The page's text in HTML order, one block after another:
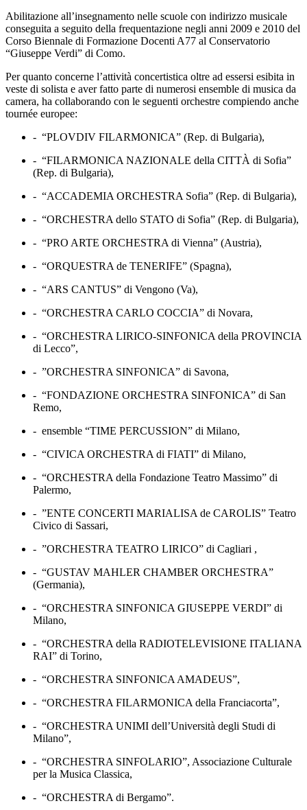
Abilitazione all’insegnamento nelle scuole con indirizzo musicale
conseguita a seguito della frequentazione negli anni 2009 e 2010 del
Corso Biennale di Formazione Docenti A77 al Conservatorio
“Giuseppe Verdi” di Como.
Per quanto concerne l’attività concertistica oltre ad essersi esibita in
veste di solista e aver fatto parte di numerosi ensemble di musica da
camera, ha collaborando con le seguenti orchestre compiendo anche
tournée europee:
- “PLOVDIV FILARMONICA” (Rep. di Bulgaria),
- “FILARMONICA NAZIONALE della CITTÀ di Sofia”
(Rep. di Bulgaria),
- “ACCADEMIA ORCHESTRA Sofia” (Rep. di Bulgaria),
- “ORCHESTRA dello STATO di Sofia” (Rep. di Bulgaria),
- “PRO ARTE ORCHESTRA di Vienna” (Austria),
- “ORQUESTRA de TENERIFE” (Spagna),
- “ARS CANTUS” di Vengono (Va),
- “ORCHESTRA CARLO COCCIA” di Novara,
- “ORCHESTRA LIRICO-SINFONICA della PROVINCIA
di Lecco”,
- ”ORCHESTRA SINFONICA” di Savona,
- “FONDAZIONE ORCHESTRA SINFONICA” di San
Remo,
- ensemble “TIME PERCUSSION” di Milano,
- “CIVICA ORCHESTRA di FIATI” di Milano,
- “ORCHESTRA della Fondazione Teatro Massimo” di
Palermo,
- ”ENTE CONCERTI MARIALISA de CAROLIS” Teatro
Civico di Sassari,
- ”ORCHESTRA TEATRO LIRICO” di Cagliari ,
- “GUSTAV MAHLER CHAMBER ORCHESTRA”
(Germania),
- “ORCHESTRA SINFONICA GIUSEPPE VERDI” di
Milano,
- “ORCHESTRA della RADIOTELEVISIONE ITALIANA
RAI” di Torino,
- “ORCHESTRA SINFONICA AMADEUS”,
- “ORCHESTRA FILARMONICA della Franciacorta”,
- “ORCHESTRA UNIMI dell’Università degli Studi di
Milano”,
- “ORCHESTRA SINFOLARIO”, Associazione Culturale
per la Musica Classica,
- “ORCHESTRA di Bergamo”.